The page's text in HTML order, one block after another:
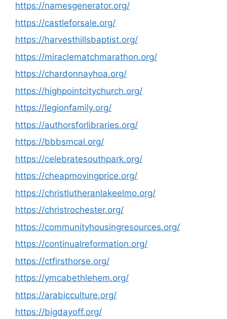
https://namesgenerator.org/
https://castleforsale.org/
https://harvesthillsbaptist.org/
https://miraclematchmarathon.org/
https://chardonnayhoa.org/
https://highpointcitychurch.org/
https://legionfamily.org/
https://authorsforlibraries.org/
https://bbbsmcal.org/
https://celebratesouthpark.org/
https://cheapmovingprice.org/
https://christlutheranlakeelmo.org/
https://christrochester.org/
https://communityhousingresources.org/
https://continualreformation.org/
https://ctfirsthorse.org/
https://ymcabethlehem.org/
https://arabicculture.org/
https://bigdayoff.org/